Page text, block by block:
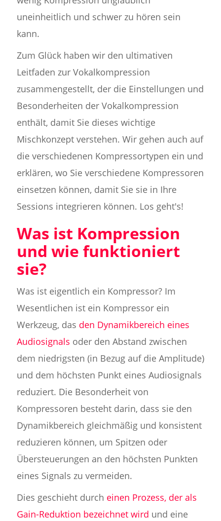
uneinheitlich und schwer zu hören sein
kann.
Zum Glück haben wir den ultimativen
Leitfaden zur Vokalkompression
zusammengestellt, der die Einstellungen und
Besonderheiten der Vokalkompression
enthält, damit Sie dieses wichtige
Mischkonzept verstehen. Wir gehen auch auf
die verschiedenen Kompressortypen ein und
erklären, wo Sie verschiedene Kompressoren
einsetzen können, damit Sie sie in Ihre
Sessions integrieren können. Los geht's!
Was ist Kompression
und wie funktioniert
sie?
Was ist eigentlich ein Kompressor? Im
Wesentlichen ist ein Kompressor ein
Werkzeug, das den Dynamikbereich eines
Audiosignals oder den Abstand zwischen
dem niedrigsten (in Bezug auf die Amplitude)
und dem höchsten Punkt eines Audiosignals
reduziert. Die Besonderheit von
Kompressoren besteht darin, dass sie den
Dynamikbereich gleichmäßig und konsistent
reduzieren können, um Spitzen oder
Übersteuerungen an den höchsten Punkten
eines Signals zu vermeiden.
Dies geschieht durch einen Prozess, der als
Gain-Reduktion bezeichnet wird und eine